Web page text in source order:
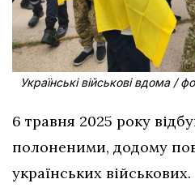
Українські військові вдома /
6 травня 2025 року
полоненими, додому
українських військових.